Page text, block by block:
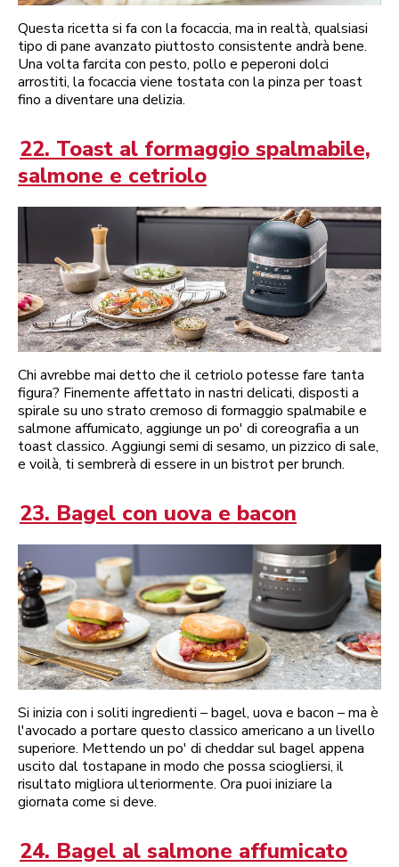
Questa ricetta si fa con la focaccia, ma in realtà, qualsiasi
tipo di pane avanzato piuttosto consistente andrà bene.
Una volta farcita con pesto, pollo e peperoni dolci
arrostiti, la focaccia viene tostata con la pinza per toast
fino a diventare una delizia.
22. Toast al formaggio spalmabile,
salmone e cetriolo
Chi avrebbe mai detto che il cetriolo potesse fare tanta
figura? Finemente affettato in nastri delicati, disposti a
spirale su uno strato cremoso di formaggio spalmabile e
salmone affumicato, aggiunge un po' di coreografia a un
toast classico. Aggiungi semi di sesamo, un pizzico di sale,
e voilà, ti sembrerà di essere in un bistrot per brunch.
23. Bagel con uova e bacon
Si inizia con i soliti ingredienti – bagel, uova e bacon – ma è
l'avocado a portare questo classico americano a un livello
superiore. Mettendo un po' di cheddar sul bagel appena
uscito dal tostapane in modo che possa sciogliersi, il
risultato migliora ulteriormente. Ora puoi iniziare la
giornata come si deve.
24. Bagel al salmone affumicato